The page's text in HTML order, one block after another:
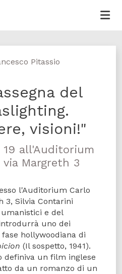
Pitassio
del
visioni!"
19 all'Auditorium
Margreth 3
l'Auditorium Carlo
3, Silvia Contarini
e del
uno dei
hollywoodiana di
(Il sospetto, 1941).
definiva un film inglese
da un romanzo di un